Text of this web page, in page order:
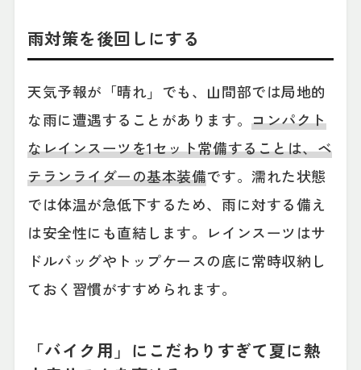
雨対策を後回しにする
天気予報が「晴れ」でも、山間部では局地的
な雨に遭遇することがあります。コンパクト
なレインスーツを1セット常備することは、ベ
テランライダーの基本装備です。濡れた状態
では体温が急低下するため、雨に対する備え
は安全性にも直結します。レインスーツはサ
ドルバッグやトップケースの底に常時収納し
ておく習慣がすすめられます。
「バイク用」にこだわりすぎて夏に熱